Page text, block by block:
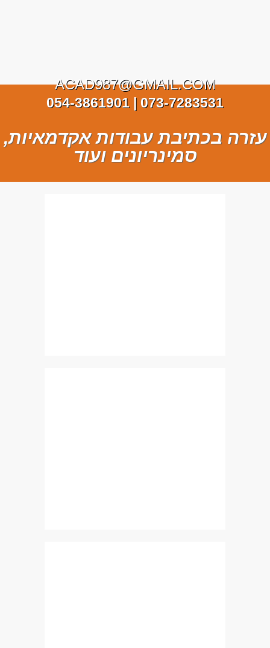
ACAD987@GMAIL.COM
073-7283531 | 054-3861901
עזרה בכתיבת עבודות אקדמאיות,
סמינריונים ועוד